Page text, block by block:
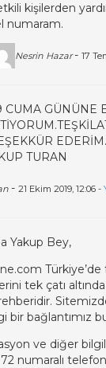
kişilerden
numaram.
Nesrin Hazar - 17
CUMA GÜNÜNE
TURAN
- 21 Ekim 2019, 12:06 -
Yakup Bey,
tek çatı
bir bağlantımız
ve diğer
numaralı